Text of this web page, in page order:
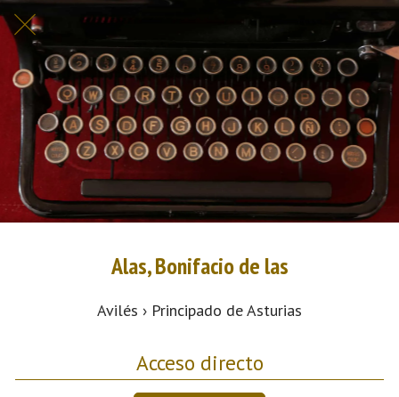
Alas, Bonifacio de las
Avilés › Principado de Asturias
Acceso directo